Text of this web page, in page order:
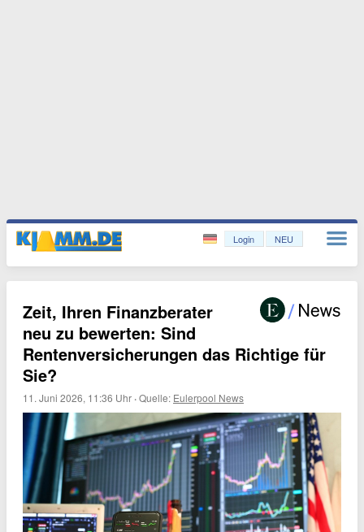
Login NEU
Zeit, Ihren Finanzberater
neu zu bewerten: Sind
Rentenversicherungen das Richtige für
Sie?
11. Juni 2026, 11:36 Uhr ·Quelle: Eulerpool News